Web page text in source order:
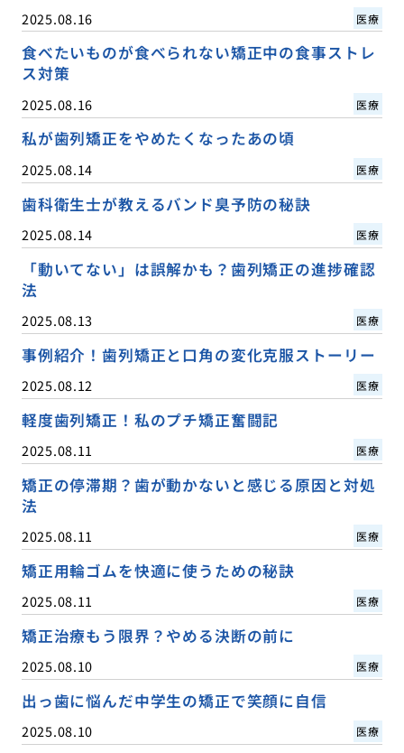
2025.08.16 医療
食べたいものが食べられない矯正中の食事ストレ
ス対策
2025.08.16 医療
私が歯列矯正をやめたくなったあの頃
2025.08.14 医療
歯科衛生士が教えるバンド臭予防の秘訣
2025.08.14 医療
「動いてない」は誤解かも？歯列矯正の進捗確認
法
2025.08.13 医療
事例紹介！歯列矯正と口角の変化克服ストーリー
2025.08.12 医療
軽度歯列矯正！私のプチ矯正奮闘記
2025.08.11 医療
矯正の停滞期？歯が動かないと感じる原因と対処
法
2025.08.11 医療
矯正用輪ゴムを快適に使うための秘訣
2025.08.11 医療
矯正治療もう限界？やめる決断の前に
2025.08.10 医療
出っ歯に悩んだ中学生の矯正で笑顔に自信
2025.08.10 医療